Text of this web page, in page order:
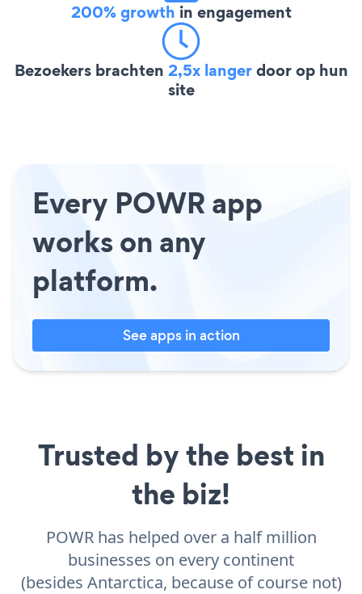
200% growth in engagement
Bezoekers brachten 2,5x langerdoor op hun
site
Every POWR app
works on any
platform.
See apps in action
Trusted by the best in
the biz!
POWR has helped over a half million
businesses on every continent
(besides Antarctica, because of course not)